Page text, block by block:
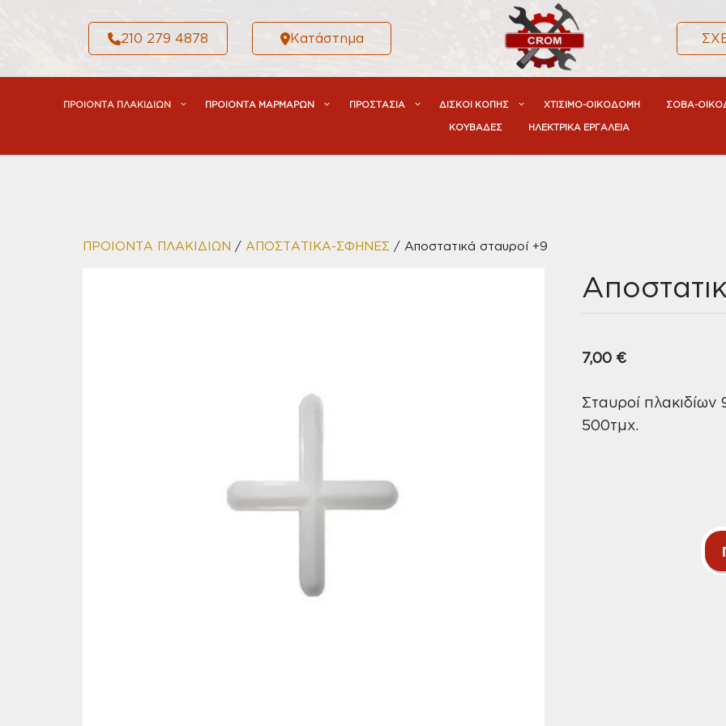
περιεχόμενο
210 279 4878 Κατάστημα
ΠΡΟΙΟΝΤΑ ΠΛΑΚΙΔΙΩΝ ΠΡΟΙΟΝΤΑ ΜΑΡΜΑΡΩΝ ΠΡΟΣΤΑΣΙΑ ΔΙΣΚΟΙ ΚΟΠΗΣ ΧΤΙΣΙΜΟ-ΟΙΚΟΔΟΜΗ ΣΟΒΑ-
ΚΟΥΒΑΔΕΣ ΗΛΕΚΤΡΙΚΑ ΕΡΓΑΛΕΙΑ
ΠΡΟΙΟΝΤΑ ΠΛΑΚΙΔΙΩΝ / ΑΠΟΣΤΑΤΙΚΑ-ΣΦΗΝΕΣ / Αποστατικά σταυροί +9
7,00 €
Σταυροί
500τμχ.